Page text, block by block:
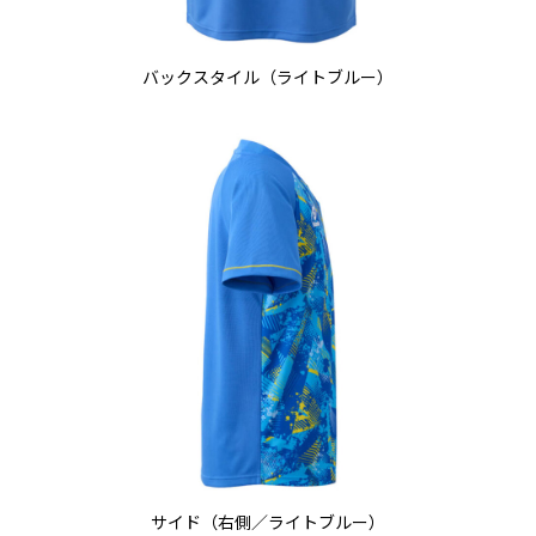
バックスタイル（ライトブルー）
サイド（右側／ライトブルー）